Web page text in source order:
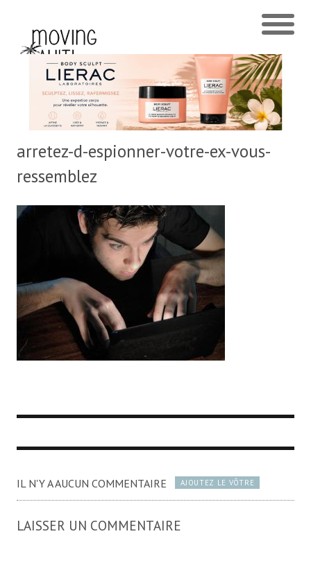
arretez-d-espionner-votre-ex-vous-
ressemblez
IL N'Y A AUCUN COMMENTAIRE AJOUTEZ LE VÔTRE
LAISSER UN COMMENTAIRE